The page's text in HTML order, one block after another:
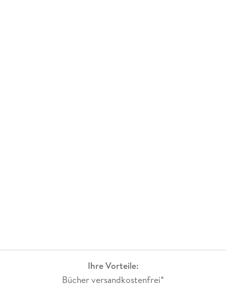
Ihre Vorteile:
Bücher versandkostenfrei*